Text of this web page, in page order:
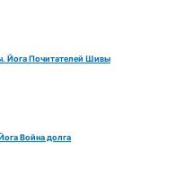
Йога Почитателей Шивы
Война долга